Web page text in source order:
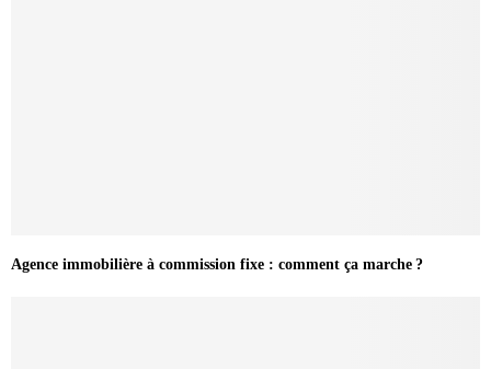
Agence immobilière à commission fixe : comment ça marche ?